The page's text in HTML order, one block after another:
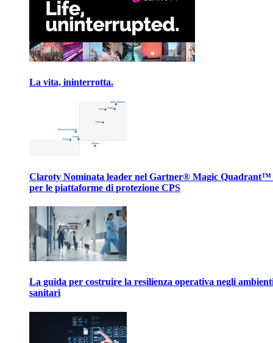
La vita, ininterrotta.
Claroty Nominata leader nel Gartner® Magic Quadrant™
per le piattaforme di protezione CPS
La guida per costruire la resilienza operativa negli
sanitari